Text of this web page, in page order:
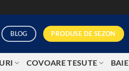
BLOG PRODUSE DE SEZON
COVOARE TESUTE BAIE